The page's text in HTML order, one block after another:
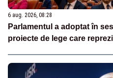
6 aug. 2026, 08:28
Parlamentul a adoptat în
proiecte de lege care